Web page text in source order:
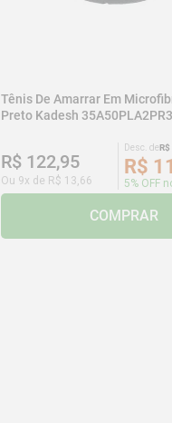
Tênis De Amarrar Em
Preto Kadesh
R$ 122,95
Ou 9x de R$ 13 66
Desc. deR$
R$
5% OFF
COMPRAR